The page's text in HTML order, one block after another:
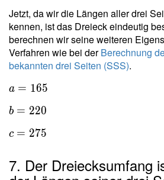
=
\sqrt{
220 -
132 } =
176 \
c = c_1
+ c_2
=
99+176
} =
\arcsin
\dfrac{
165 }{
275 } =
52'12"
Jetzt, da wir die Längen aller drei
kennen, ist das Dreieck eindeutig
berechnen wir seine weiteren
Verfahren wie bei derBerechnung
bekannten drei Seiten (SSS).
a = 165
b = 220
c = 275
7. Der Dreiecksumfang